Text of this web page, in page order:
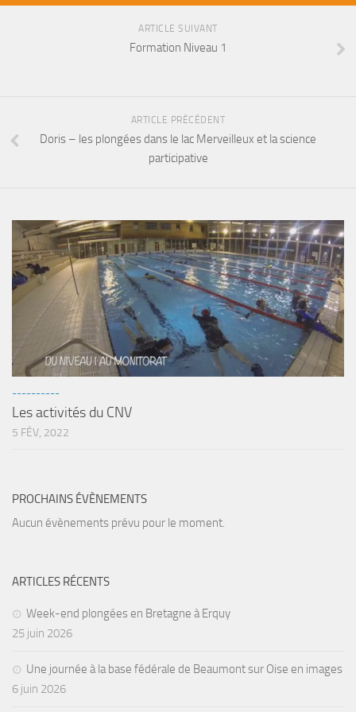
Fosse
Sorties techniques
Sorties 2025
Sorties 2022
Sorties 2021
Sorties 2020
Sorties 2019
Sorties 2018
sorties 2017
Sorties 2015
Sorties 2014
Environnement et Biologie Sub
Formations
AUDIOVISUEL
ARTICLE SUIVANT
Formation Niveau 1
ARTICLE PRÉCÉDENT
Doris – les plongées dans le lac Merveilleux et la science
participative
----------
Les activités du CNV
5 FÉV, 2022
PROCHAINS ÉVÈNEMENTS
Aucun évènements prévu pour le moment.
ARTICLES RÉCENTS
Week-end plongées en Bretagne à Erquy
25 juin 2026
Une journée à la base fédérale de Beaumont sur Oise en images
6 juin 2026